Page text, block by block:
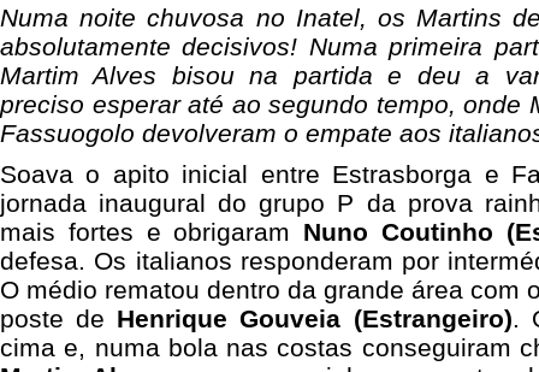
Numa noite chuvosa no Inatel, os Martins
absolutamente decisivos! Numa primeira
Martim Alves bisou na partida e deu a
preciso esperar até ao segundo tempo, onde
Fassuogolo devolveram o empate aos
Soava o apito inicial entre Estrasborga e
jornada inaugural do grupo P da prova
mais fortes e obrigaram Nuno Coutinho
defesa. Os italianos responderam por
O médio rematou dentro da grande área com
poste de Henrique Gouveia (Estrangeiro).
cima e, numa bola nas costas conseguiram